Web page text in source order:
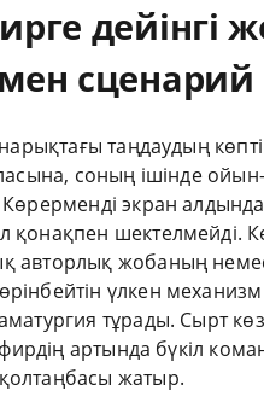
дейінгі
сценарий
нарықтағы таңдаудың
соның ішінде
экран
шектелмейді.
авторлық жобаның
үлкен
тұрады. Сырт
артында бүкіл
жатыр.